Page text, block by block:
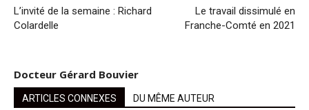
L’invité de la semaine : Richard
Colardelle
Le travail dissimulé en
Franche-Comté en 2021
Docteur Gérard Bouvier
ARTICLES CONNEXES DU MÊME AUTEUR